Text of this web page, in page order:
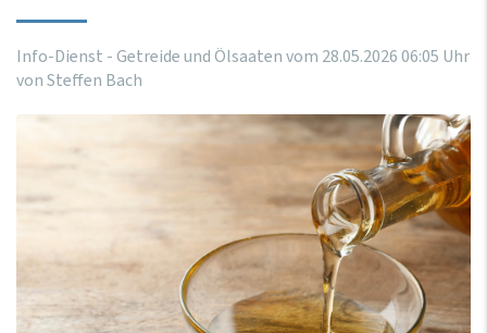
Info-Dienst - Getreide und Ölsaaten vom 28.05.202606:05 Uhr
von Steffen Bach